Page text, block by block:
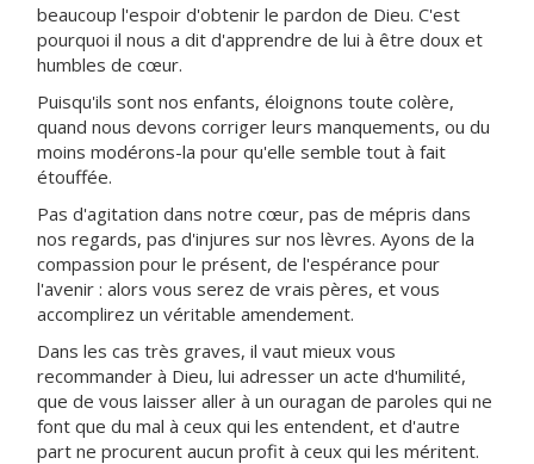
beaucoup l'espoir d'obtenir le pardon de Dieu. C'est
pourquoi il nous a dit d'apprendre de lui à être doux et
humbles de cœur.
Puisqu'ils sont nos enfants, éloignons toute colère,
quand nous devons corriger leurs manquements, ou du
moins modérons-la pour qu'elle semble tout à fait
étouffée.
Pas d'agitation dans notre cœur, pas de mépris dans
nos regards, pas d'injures sur nos lèvres. Ayons de la
compassion pour le présent, de l'espérance pour
l'avenir : alors vous serez de vrais pères, et vous
accomplirez un véritable amendement.
Dans les cas très graves, il vaut mieux vous
recommander à Dieu, lui adresser un acte d'humilité,
que de vous laisser aller à un ouragan de paroles qui ne
font que du mal à ceux qui les entendent, et d'autre
part ne procurent aucun profit à ceux qui les méritent.